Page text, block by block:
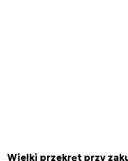
Wielki przekręt przy